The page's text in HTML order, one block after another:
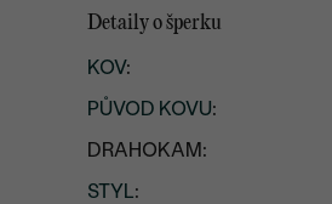
Detaily o šperku
KOV:
PŮVOD KOVU:
DRAHOKAM:
STYL: